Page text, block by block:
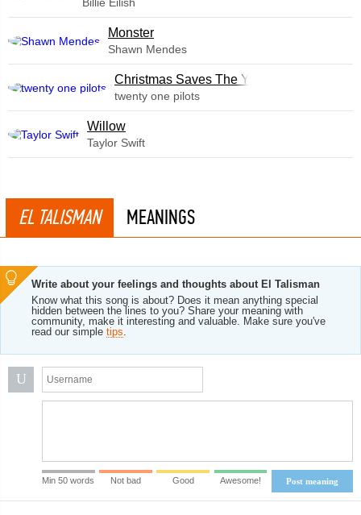
Monster
Shawn Mendes
Christmas Saves The Year
twenty one pilots
Willow
Taylor Swift
EL TALISMAN MEANINGS
Write about your feelings and thoughts about El Talisman
Know what this song is about? Does it mean anything special
hidden between the lines to you? Share your meaning with
community, make it interesting and valuable. Make sure you've
read our simple tips.
U
Post meaning
Min 50 words Not bad Good Awesome!